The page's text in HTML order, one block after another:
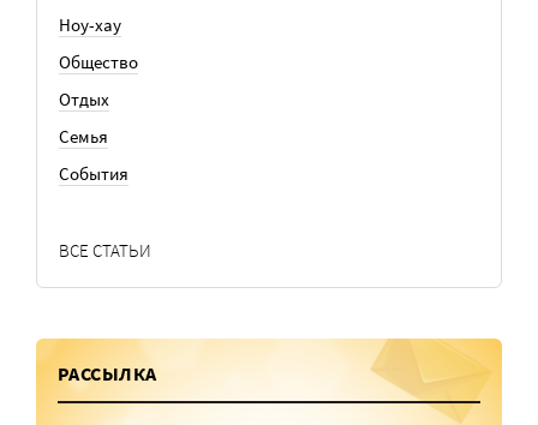
Ноу-хау
Общество
Отдых
Семья
События
ВСЕ СТАТЬИ
РАССЫЛКА